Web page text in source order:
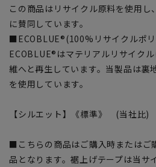
この商品はリサイクル原料を使用し
に賛同しています。
■ECOBLUE®(100%リサイクルポ
ECOBLUE®はマテリアルリサイク
維へと再生しています。当製品は裏
を使用しています。
【シルエット】《標準》 (当社比)
■こちらの商品はご購入時またはご
品となります。裾上げテープは当サ